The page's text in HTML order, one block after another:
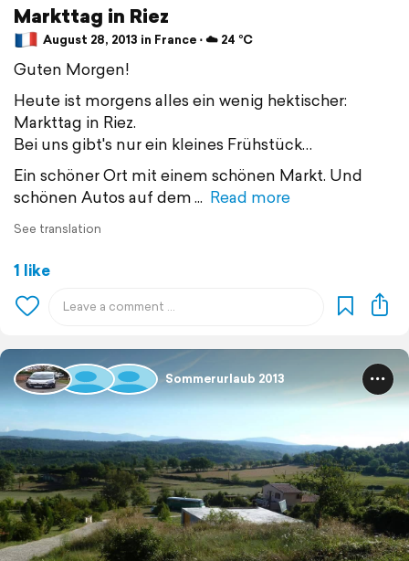
Markttag in Riez
August 28, 2013 in France ⋅ ☁️ 24 °C
Guten Morgen!
Heute ist morgens alles ein wenig hektischer:
Markttag in Riez.
Bei uns gibt's nur ein kleines Frühstück…
Ein schöner Ort mit einem schönen Markt. Und
schönen Autos auf dem
Read more
See translation
1 like
Sommerurlaub 2013